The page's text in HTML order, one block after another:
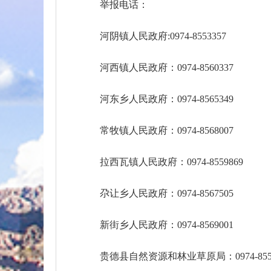
举报电话：
河阴镇人民政府:0974-8553357
河西镇人民政府：0974-8560337
河东乡人民政府：0974-8565349
常牧镇人民政府：0974-8568007
拉西瓦镇人民政府：0974-8559869
尕让乡人民政府：0974-8567505
新街乡人民政府：0974-8569001
贵德县自然资源和林业草原局：0974-